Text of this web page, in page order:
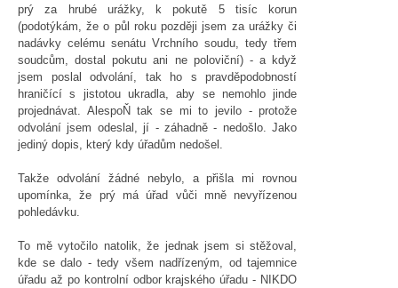
prý za hrubé urážky, k pokutě 5 tisíc korun
(podotýkám, že o půl roku později jsem za urážky či
nadávky celému senátu Vrchního soudu, tedy třem
soudcům, dostal pokutu ani ne poloviční) - a když
jsem poslal odvolání, tak ho s pravděpodobností
hraničící s jistotou ukradla, aby se nemohlo jinde
projednávat. AlespoŇ tak se mi to jevilo - protože
odvolání jsem odeslal, jí - záhadně - nedošlo. Jako
jediný dopis, který kdy úřadům nedošel.
Takže odvolání žádné nebylo, a přišla mi rovnou
upomínka, že prý má úřad vůči mně nevyřízenou
pohledávku.
To mě vytočilo natolik, že jednak jsem si stěžoval,
kde se dalo - tedy všem nadřízeným, od tajemnice
úřadu až po kontrolní odbor krajského úřadu - NIKDO